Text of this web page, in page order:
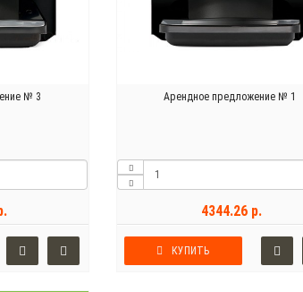
№ 3 Арендное предложение № 1
4344.26 р.
КУПИТЬ